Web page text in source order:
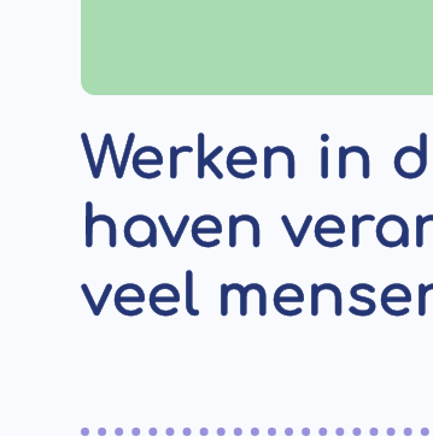
Werken in
haven
veel